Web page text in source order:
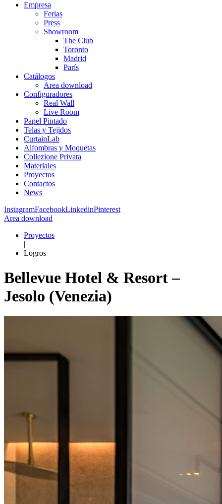
Empresa
Ferias
Press
Showroom
The Club
Toronto
Madrid
París
Catálogos
Area download
Configuradores
Real Wall
Live Room
Papel Pintado
Telas y Tejidos
CurtainLab
Alfombras y Moquetas
Collezione Privata
Materiales
Proyectos
Contactos
News
InstagramFacebookLinkedinPinterest
Area download
Proyectos
|
Logros
Bellevue Hotel & Resort –
Jesolo (Venezia)